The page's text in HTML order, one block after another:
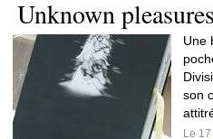
Unknown
Une
son
Le